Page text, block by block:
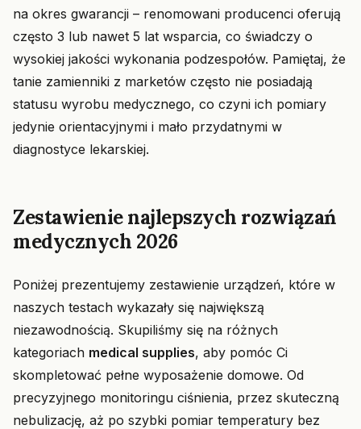
na okres gwarancji – renomowani producenci oferują
często 3 lub nawet 5 lat wsparcia, co świadczy o
wysokiej jakości wykonania podzespołów. Pamiętaj, że
tanie zamienniki z marketów często nie posiadają
statusu wyrobu medycznego, co czyni ich pomiary
jedynie orientacyjnymi i mało przydatnymi w
diagnostyce lekarskiej.
Zestawienie najlepszych rozwiązań
medycznych 2026
Poniżej prezentujemy zestawienie urządzeń, które w
naszych testach wykazały się największą
niezawodnością. Skupiliśmy się na różnych
kategoriach medical supplies, aby pomóc Ci
skompletować pełne wyposażenie domowe. Od
precyzyjnego monitoringu ciśnienia, przez skuteczną
nebulizację, aż po szybki pomiar temperatury bez